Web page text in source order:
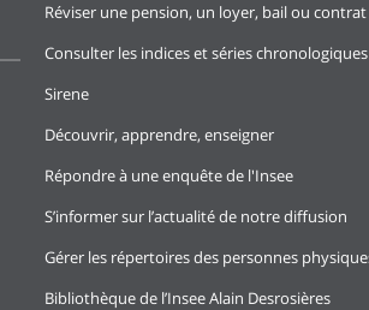
Réviser une pension, un loyer, bail ou contrat
Consulter les indices et séries chronologiques
Sirene
Découvrir, apprendre, enseigner
Répondre à une enquête de l'Insee
S’informer sur l’actualité de notre diffusion
Gérer les répertoires des personnes
Bibliothèque de l’Insee Alain Desrosières